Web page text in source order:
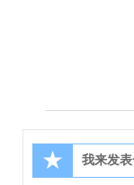
★ 我来发